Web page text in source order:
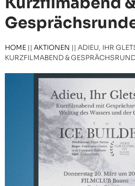
HOME || AKTIONEN || ADIEU, IHR
KURZFILMABEND &